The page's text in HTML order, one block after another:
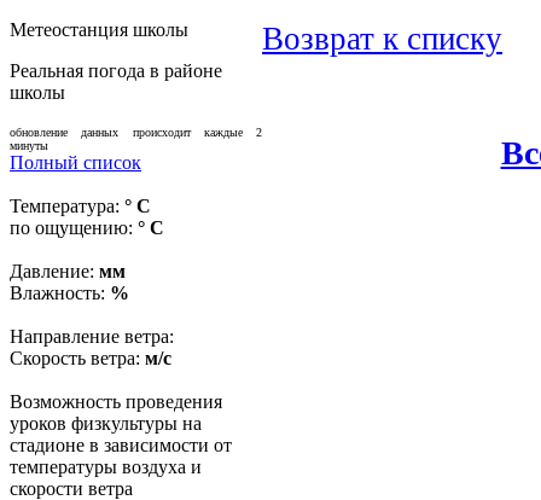
Метеостанция школы
Реальная погода в районе
школы
обновление данных происходит каждые 2
минуты
Полный список
Температура: ° C
по ощущению: ° C
Давление: мм
Влажность: %
Направление ветра:
Скорость ветра: м/с
Возможность проведения
уроков физкультуры на
стадионе в зависимости от
температуры воздуха и
скорости ветра
Возврат к списку